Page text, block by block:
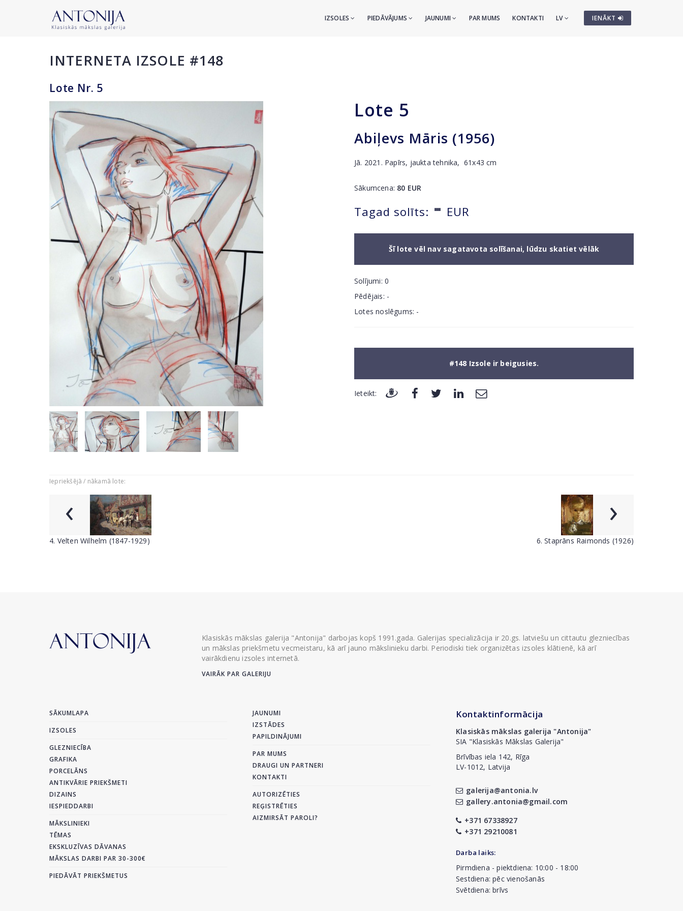
IENĀKT
IZSOLES PIEDĀVĀJUMS JAUNUMI PAR MUMS KONTAKTI LV
INTERNETA IZSOLE #148
Lote Nr. 5
Lote 5
Abiļevs Māris (1956)
Jā. 2021. Papīrs, jaukta tehnika, 61x43 cm
Sākumcena: 80 EUR
Tagad solīts: - EUR
Šī lote vēl nav sagatavota solīšanai, lūdzu skatiet vēlāk
Solījumi:0
Pēdējais: -
Lotes noslēgums: -
#148 Izsole ir beigusies.
Ieteikt:
Iepriekšējā / nākamā lote:
‹
4. Velten Wilhelm (1847-1929)
›
6. Staprāns Raimonds (1926)
Klasiskās mākslas galerija "Antonija" darbojas kopš 1991.gada. Galerijas specializācija ir 20.gs. latviešu un cittautu glezniecības
un mākslas priekšmetu vecmeistaru, kā arī jauno mākslinieku darbi. Periodiski tiek organizētas izsoles klātienē, kā arī
vairākdienu izsoles internetā.
VAIRĀK PAR GALERIJU
SĀKUMLAPA
IZSOLES
GLEZNIECĪBA
GRAFIKA
PORCELĀNS
ANTIKVĀRIE PRIEKŠMETI
DIZAINS
IESPIEDDARBI
MĀKSLINIEKI
TĒMAS
EKSKLUZĪVAS DĀVANAS
MĀKSLAS DARBI PAR 30-300€
PIEDĀVĀT PRIEKŠMETUS
JAUNUMI
IZSTĀDES
PAPILDINĀJUMI
PAR MUMS
DRAUGI UN PARTNERI
KONTAKTI
AUTORIZĒTIES
REĢISTRĒTIES
AIZMIRSĀT PAROLI?
Kontaktinformācija
Klasiskās mākslas galerija "Antonija"
SIA "Klasiskās Mākslas Galerija"
Brīvības iela 142, Rīga
LV-1012, Latvija
galerija@antonia.lv
gallery.antonia@gmail.com
+371 67338927
+371 29210081
Darba laiks:
Pirmdiena - piektdiena: 10:00 - 18:00
Sestdiena: pēc vienošanās
Svētdiena: brīvs